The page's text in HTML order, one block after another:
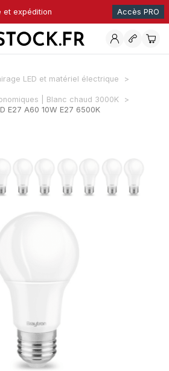
et expédition Accès PRO
LED et matériel électrique
| Blanc chaud 3000K
E27 A60 10W E27 6500K